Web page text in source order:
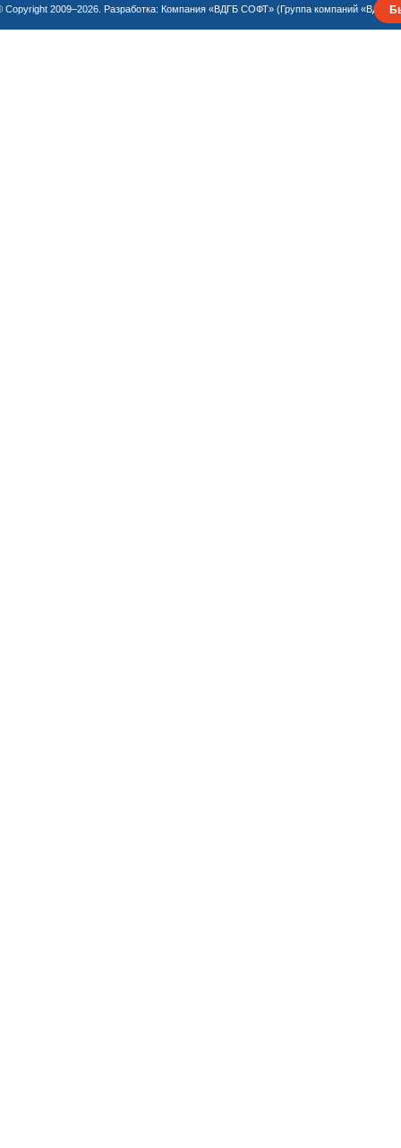
Copyright 2009–2026. Разработка: Компания «ВДГБ СОФТ» (Группа компаний «ВДГБ»)